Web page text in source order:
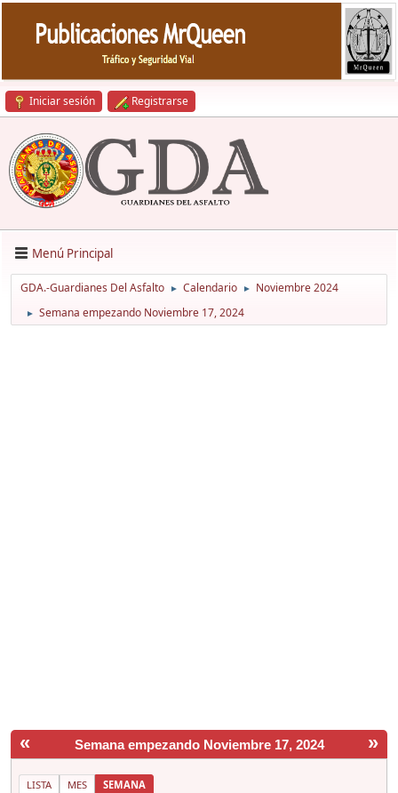
Iniciar sesión Registrarse
Menú Principal
GDA.-Guardianes Del Asfalto ► Calendario ► Noviembre 2024
► Semana empezando Noviembre 17, 2024
« »
Semana empezando Noviembre 17, 2024
LISTA MES SEMANA